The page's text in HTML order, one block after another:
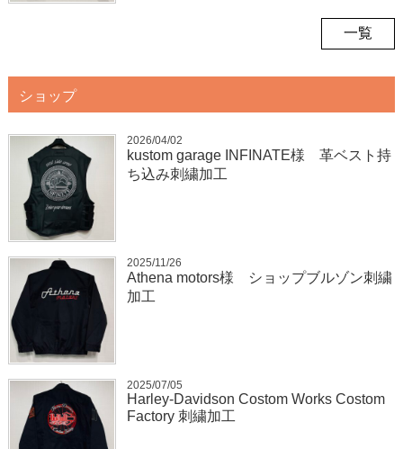
一覧
ショップ
2026/04/02
kustom garage INFINATE様 革ベスト持
ち込み刺繍加工
2025/11/26
Athena motors様 ショップブルゾン刺繍
加工
2025/07/05
Harley-Davidson Costom Works Costom
Factory 刺繍加工